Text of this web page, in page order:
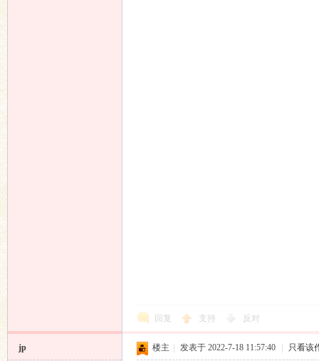
回复 支持 反对
jp 楼主 发表于 2022-7-18 11:57:40 只看该